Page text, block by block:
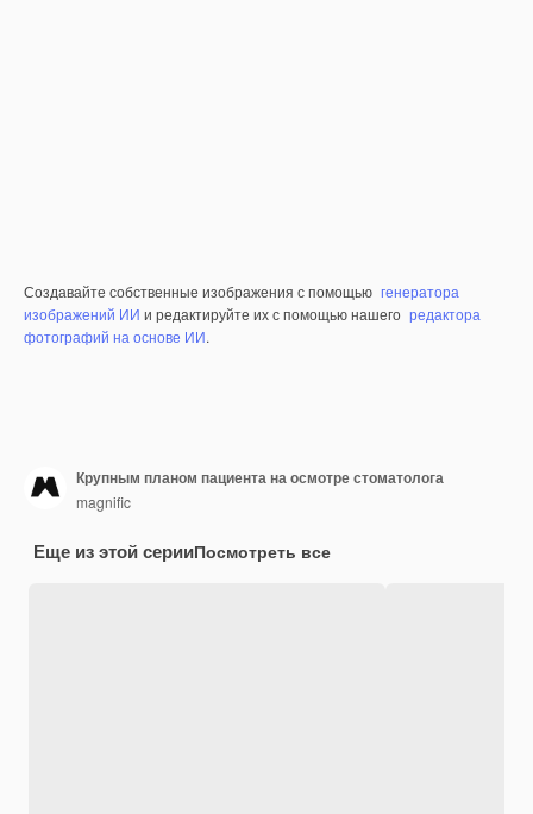
Создавайте собственные изображения с помощью генератора
изображений ИИ и редактируйте их с помощью нашего редактора
фотографий на основе ИИ.
Крупным планом пациента на осмотре стоматолога
magnific
Еще из этой серииПосмотреть все